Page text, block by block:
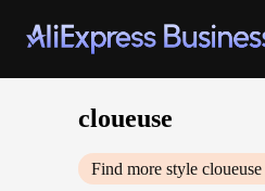
cloueuse
Find more style cloueuse